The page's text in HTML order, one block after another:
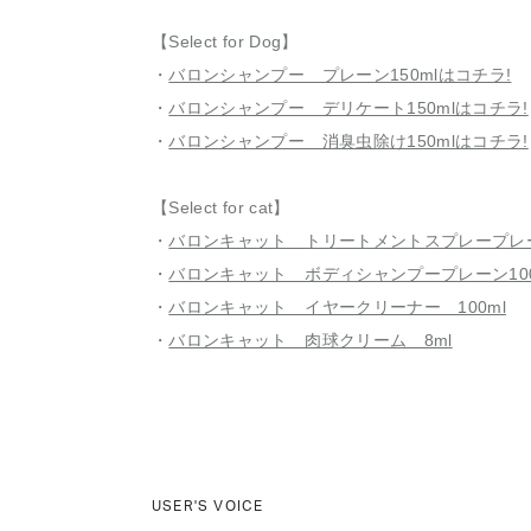
【Select for Dog】
・バロンシャンプー プレーン150mlはコチラ!
・バロンシャンプー デリケート150mlはコチラ!
・バロンシャンプー 消臭虫除け150mlはコチラ!
【Select for cat】
・バロンキャット トリートメントスプレープレ
・バロンキャット ボディシャンプープレーン
・バロンキャット イヤークリーナー 100ml
・バロンキャット 肉球クリーム 8ml
USER'S VOICE